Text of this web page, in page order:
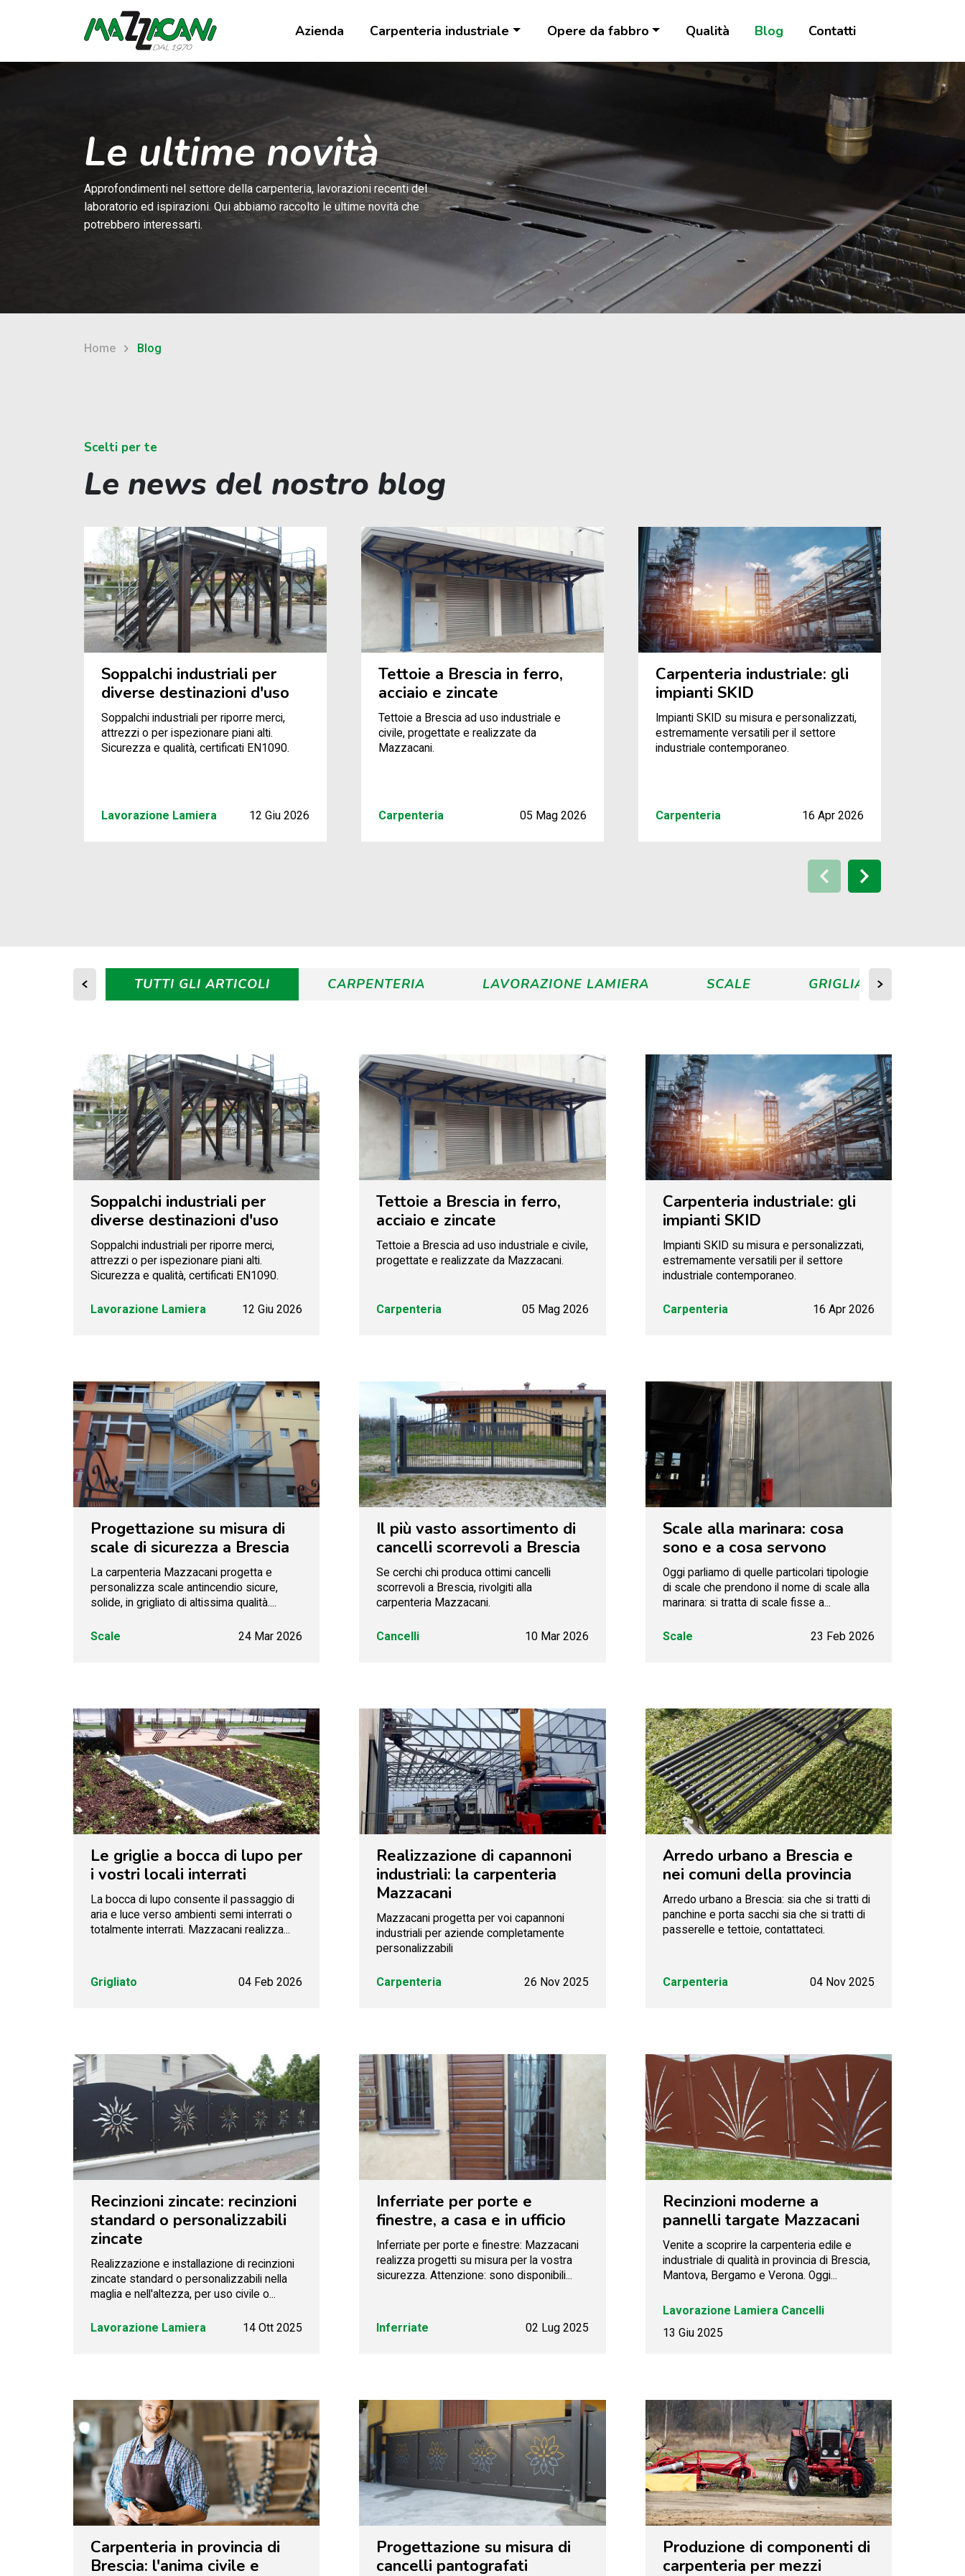
Azienda Carpenteria industriale Opere da fabbro Qualità Blog Contatti
Le ultime novità
Approfondimenti nel settore della carpenteria, lavorazioni recenti del
laboratorio ed ispirazioni. Qui abbiamo raccolto le ultime novità che
potrebbero interessarti.
Home Blog
Scelti per te
Le news del nostro blog
Soppalchi industriali per
diverse destinazioni d'uso
Soppalchi industriali per riporre merci,
attrezzi o per ispezionare piani alti.
Sicurezza e qualità, certificati EN1090.
Lavorazione Lamiera 12 Giu 2026
Tettoie a Brescia in ferro,
acciaio e zincate
Tettoie a Brescia ad uso industriale e
civile, progettate e realizzate da
Mazzacani.
Carpenteria 05 Mag 2026
Carpenteria industriale: gli
impianti SKID
Impianti SKID su misura e personalizzati,
estremamente versatili per il settore
industriale contemporaneo.
Carpenteria 16 Apr 2026
TUTTI GLI ARTICOLI CARPENTERIA LAVORAZIONE LAMIERA SCALE GRIGLIATO
Soppalchi industriali per
diverse destinazioni d'uso
Soppalchi industriali per riporre merci,
attrezzi o per ispezionare piani alti.
Sicurezza e qualità, certificati EN1090.
Lavorazione Lamiera 12 Giu 2026
Tettoie a Brescia in ferro,
acciaio e zincate
Tettoie a Brescia ad uso industriale e civile,
progettate e realizzate da Mazzacani.
Carpenteria 05 Mag 2026
Carpenteria industriale: gli
impianti SKID
Impianti SKID su misura e personalizzati,
estremamente versatili per il settore
industriale contemporaneo.
Carpenteria 16 Apr 2026
Progettazione su misura di
scale di sicurezza a Brescia
La carpenteria Mazzacani progetta e
personalizza scale antincendio sicure,
solide, in grigliato di altissima qualità....
Scale 24 Mar 2026
Il più vasto assortimento di
cancelli scorrevoli a Brescia
Se cerchi chi produca ottimi cancelli
scorrevoli a Brescia, rivolgiti alla
carpenteria Mazzacani.
Cancelli 10 Mar 2026
Scale alla marinara: cosa
sono e a cosa servono
Oggi parliamo di quelle particolari tipologie
di scale che prendono il nome di scale alla
marinara: si tratta di scale fisse a...
Scale 23 Feb 2026
Le griglie a bocca di lupo per
i vostri locali interrati
La bocca di lupo consente il passaggio di
aria e luce verso ambienti semi interrati o
totalmente interrati. Mazzacani realizza...
Grigliato 04 Feb 2026
Realizzazione di capannoni
industriali: la carpenteria
Mazzacani
Mazzacani progetta per voi capannoni
industriali per aziende completamente
personalizzabili
Carpenteria 26 Nov 2025
Arredo urbano a Brescia e
nei comuni della provincia
Arredo urbano a Brescia: sia che si tratti di
panchine e porta sacchi sia che si tratti di
passerelle e tettoie, contattateci.
Carpenteria 04 Nov 2025
Recinzioni zincate: recinzioni
standard o personalizzabili
zincate
Realizzazione e installazione di recinzioni
zincate standard o personalizzabili nella
maglia e nell'altezza, per uso civile o...
Lavorazione Lamiera 14 Ott 2025
Inferriate per porte e
finestre, a casa e in ufficio
Inferriate per porte e finestre: Mazzacani
realizza progetti su misura per la vostra
sicurezza. Attenzione: sono disponibili...
Inferriate 02 Lug 2025
Recinzioni moderne a
pannelli targate Mazzacani
Venite a scoprire la carpenteria edile e
industriale di qualità in provincia di Brescia,
Mantova, Bergamo e Verona. Oggi...
Lavorazione Lamiera Cancelli
13 Giu 2025
Carpenteria in provincia di
Brescia: l'anima civile e
Progettazione su misura di
cancelli pantografati
Produzione di componenti di
carpenteria per mezzi